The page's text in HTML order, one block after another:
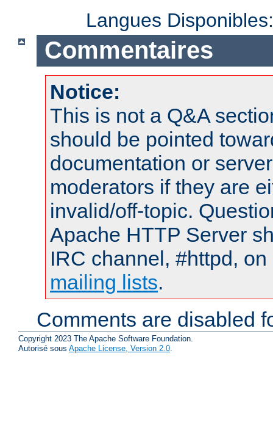
Langues
Commentaires
Notice:
This is not a Q&A
should be pointed
documentation or
moderators if they are
invalid/off-topic.
Apache HTTP Server
IRC channel, #httpd,
mailing lists.
Comments are disabled
Copyright 2023 The Apache Software Foundation.
Autorisé sous Apache License, Version 2.0